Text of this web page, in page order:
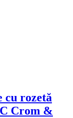
cu rozetă
Crom &